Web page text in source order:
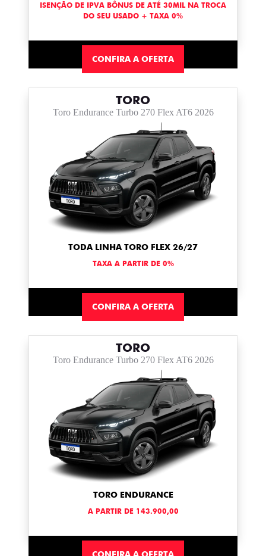
ISENÇÃO DE IPVA BÔNUS DE ATÉ 30MIL NA TROCA
DO SEU USADO + TAXA 0%
CONFIRA A OFERTA
TORO
Toro Endurance Turbo 270 Flex AT6 2026
TODA LINHA TORO FLEX 26/27
TAXA A PARTIR DE 0%
CONFIRA A OFERTA
TORO
Toro Endurance Turbo 270 Flex AT6 2026
TORO ENDURANCE
A PARTIR DE 143.900,00